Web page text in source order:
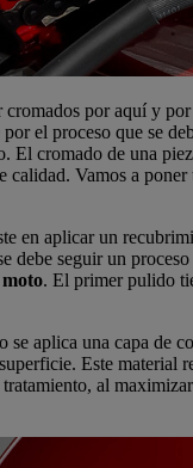
por aquí y
el proceso que se
El cromado de una
calidad. Vamos a
en aplicar un
debe seguir un
. El primer pulido
se aplica una capa de
Este material
al